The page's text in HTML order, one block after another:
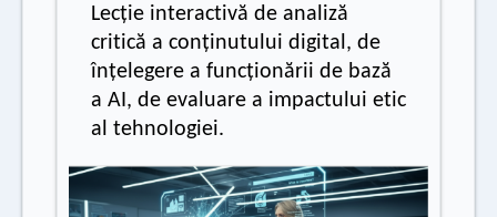
Lecție interactivă de analiză
critică a conținutului digital, de
înțelegere a funcționării de bază
a AI, de evaluare a impactului etic
al tehnologiei.